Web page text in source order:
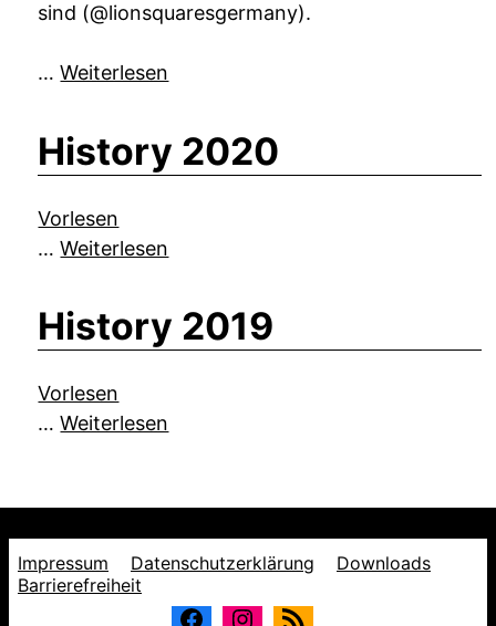
sind (@lionsquaresgermany).
…Weiterlesen
History 2020
Vorlesen
…Weiterlesen
History 2019
Vorlesen
…Weiterlesen
Impressum Datenschutzerklärung
Downloads
Barrierefreiheit